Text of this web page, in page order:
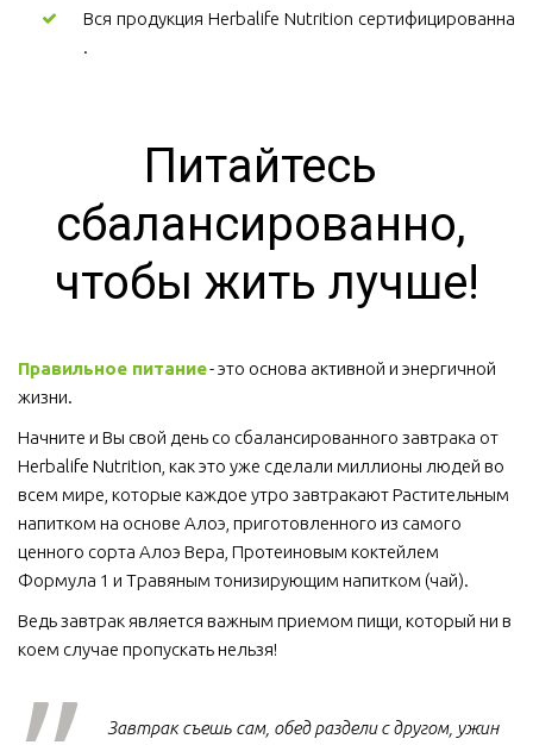
Вся продукция Herbalife Nutrition сертифицированна
.
Питайтесь
сбалансированно,
чтобы жить лучше!
Правильное питание - это основа активной и энергичной
жизни.
Начните и Вы свой день со сбалансированного завтрака от
Herbalife Nutrition, как это уже сделали миллионы людей во
всем мире, которые каждое утро завтракают Растительным
напитком на основе Алоэ, приготовленного из самого
ценного сорта Алоэ Вера, Протеиновым коктейлем
Формула 1 и Травяным тонизирующим напитком (чай).
Ведь завтрак является важным приемом пищи, который ни в
коем случае пропускать нельзя!
Завтрак съешь сам, обед раздели с другом, ужин